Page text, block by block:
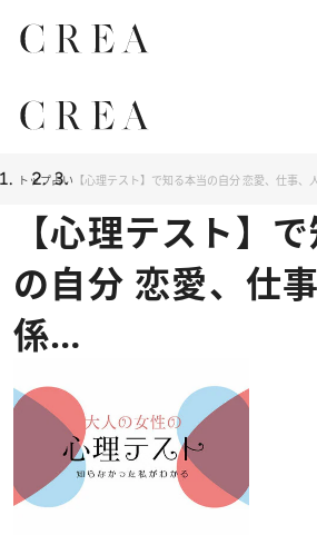
トップ占い 【心理テスト】で知る本当の自分 恋愛、仕事、
【心理テスト】
の自分 恋愛、仕
係…